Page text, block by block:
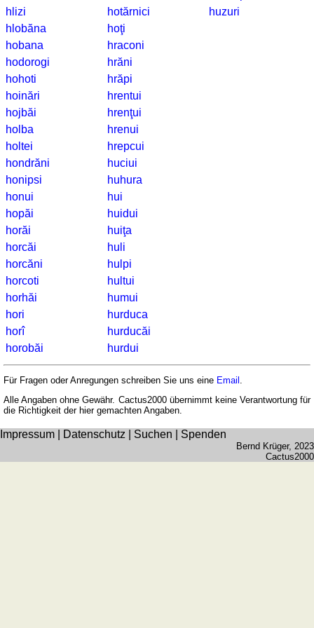
hlizi
hlobăna
hobana
hodorogi
hohoti
hoinări
hojbăi
holba
holtei
hondrăni
honipsi
honui
hopăi
horăi
horcăi
horcăni
horcoti
horhăi
hori
horî
horobăi
hotărnici
hoţi
hraconi
hrăni
hrăpi
hrentui
hrenţui
hrenui
hrepcui
huciui
huhura
hui
huidui
huiţa
huli
hulpi
hultui
humui
hurduca
hurducăi
hurdui
huzuri
Für Fragen oder Anregungen schreiben Sie uns eine Email .
Alle Angaben ohne Gewähr. Cactus2000 übernimmt keine Verantwortung für
die Richtigkeit der hier gemachten Angaben.
Impressum Datenschutz Suchen Spenden
Bernd Krüger, 2023
Cactus2000